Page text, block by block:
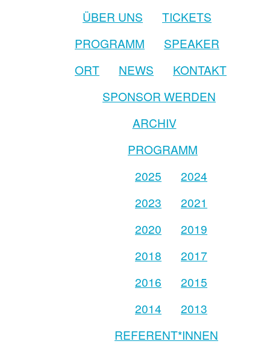
ÜBER UNS
TICKETS
PROGRAMM
SPEAKER
ORT
NEWS
KONTAKT
SPONSOR WERDEN
ARCHIV
PROGRAMM
2025
2024
2023
2021
2020
2019
2018
2017
2016
2015
2014
2013
REFERENT*INNEN